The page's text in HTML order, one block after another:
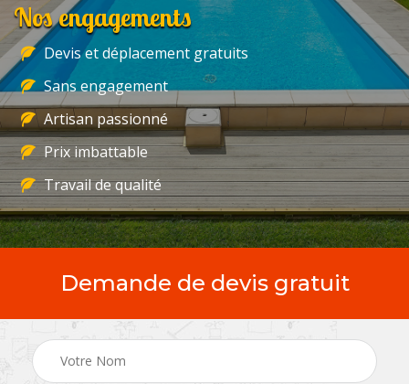
Nos engagements
Devis et déplacement gratuits
Sans engagement
Artisan passionné
Prix imbattable
Travail de qualité
Demande de devis gratuit